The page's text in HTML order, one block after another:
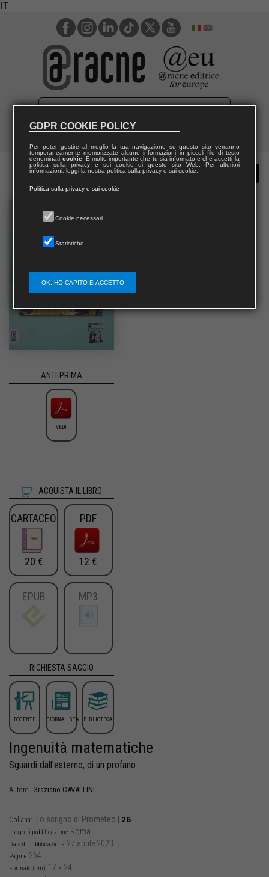
IT
ANTEPRIMA
VEDI
ACQUISTA IL LIBRO
CARTACEO
20 €
PDF
12 €
EPUB MP3
RICHIESTA SAGGIO
DOCENTE GIORNALISTA BIBLIOTECA
Ingenuità matematiche
Sguardi dall’esterno, di un profano
Autore: Graziano CAVALLINI
Collana: Lo scrigno di Prometeo 26
Luogo di pubblicazione: Roma
Data di pubblicazione: 27 aprile 2023
Pagine: 264
Formato (cm): 17 x 24
GDPR COOKIE POLICY
Per poter gestire al meglio la tua navigazione su questo sito verranno
temporaneamente memorizzate alcune informazioni in piccoli file di testo
denominati cookie. È molto importante che tu sia informato e che accetti la
politica sulla privacy e sui cookie di questo sito Web. Per ulteriori
informazioni, leggi la nostra politica sulla privacy e sui cookie.
Politica sulla privacy e sui cookie
Cookie necessari
Statistiche
OK, HO CAPITO E ACCETTO